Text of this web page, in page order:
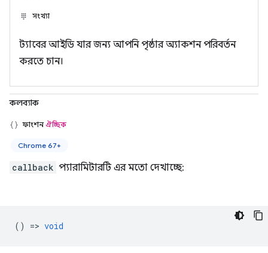
সংখ্যা
ট্যাবের আইডি যার জন্য আপনি পৃষ্ঠার অ্যাকশন পরিবর্তন
করতে চান।
কলব্যাক
ফাংশনঐচ্ছিক
Chrome 67+
callback প্যারামিটারটি এর মতো দেখাচ্ছে:
() => void